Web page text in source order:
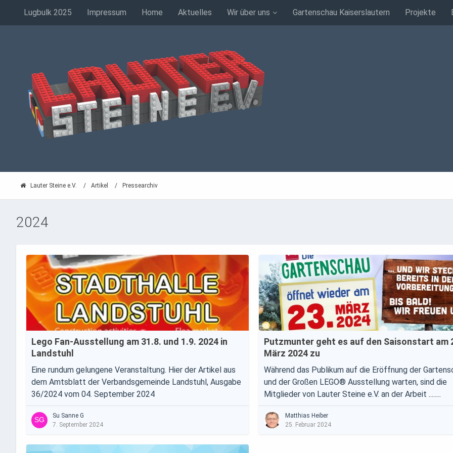
Lugbulk 2025 Impressum Home Aktuelles Wir über uns Gartenschau Kaiserslautern Projekte
Lauter Steine e.V. Artikel Pressearchiv
2024
Lego Fan-Ausstellung am 31.8. und 1.9. 2024 in
Landstuhl
Eine rundum gelungene Veranstaltung. Hier der Artikel aus
dem Amtsblatt der Verbandsgemeinde Landstuhl, Ausgabe
36/2024 vom 04. September 2024
Su Sanne G
7. September 2024
Putzmunter geht es auf den Saisonstart am
März 2024 zu
Während das Publikum auf die Eröffnung der
und der Großen LEGO® Ausstellung warten, sind die
Mitglieder von Lauter Steine e.V. an der Arbeit ........
Matthias Heiber
25. Februar 2024